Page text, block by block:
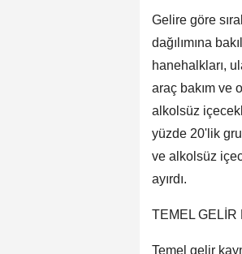
Gelire göre
dağılımına
hanehalkları,
araç bakım ve
alkolsüz
yüzde 20'lik
ve alkolsüz
ayırdı.
TEMEL GELİR
Temel gelir